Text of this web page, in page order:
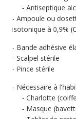
Antiseptique
Ampoule ou
isotonique à 0,9%
Bande adhésive
Scalpel stérile
Pince stérile
Nécessaire à
Charlotte
Masque